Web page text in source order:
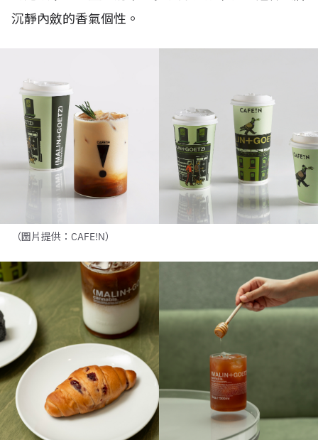
沉靜內斂的香氣個性。
（圖片提供：CAFE!N）